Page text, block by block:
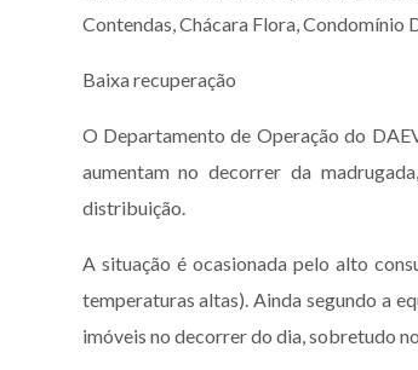
Contendas, Chácara Flora, Condomínio
Baixa recuperação
O Departamento de Operação do
aumentam no decorrer da
distribuição.
A situação é ocasionada pelo alto
temperaturas altas). Ainda segundo a
imóveis no decorrer do dia, sobretudo